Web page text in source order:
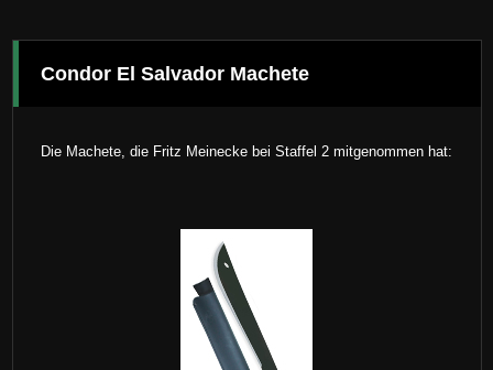
Condor El Salvador Machete
Die Machete, die Fritz Meinecke bei Staffel 2 mitgenommen hat: